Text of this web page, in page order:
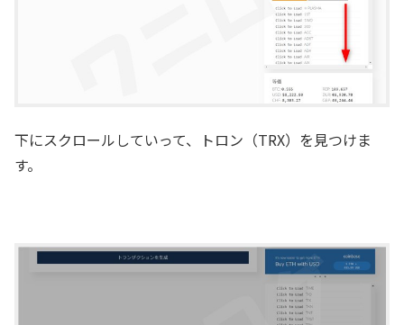
下にスクロールしていって、トロン（TRX）を見つけま
す。